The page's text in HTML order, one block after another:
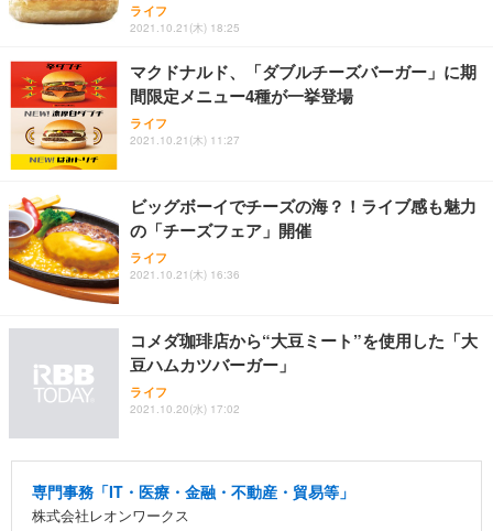
ライフ
2021.10.21(木) 18:25
マクドナルド、「ダブルチーズバーガー」に期
間限定メニュー4種が一挙登場
ライフ
2021.10.21(木) 11:27
ビッグボーイでチーズの海？！ライブ感も魅力
の「チーズフェア」開催
ライフ
2021.10.21(木) 16:36
コメダ珈琲店から“大豆ミート”を使用した「大
豆ハムカツバーガー」
ライフ
2021.10.20(水) 17:02
専門事務「IT・医療・金融・不動産・貿易等」
株式会社レオンワークス